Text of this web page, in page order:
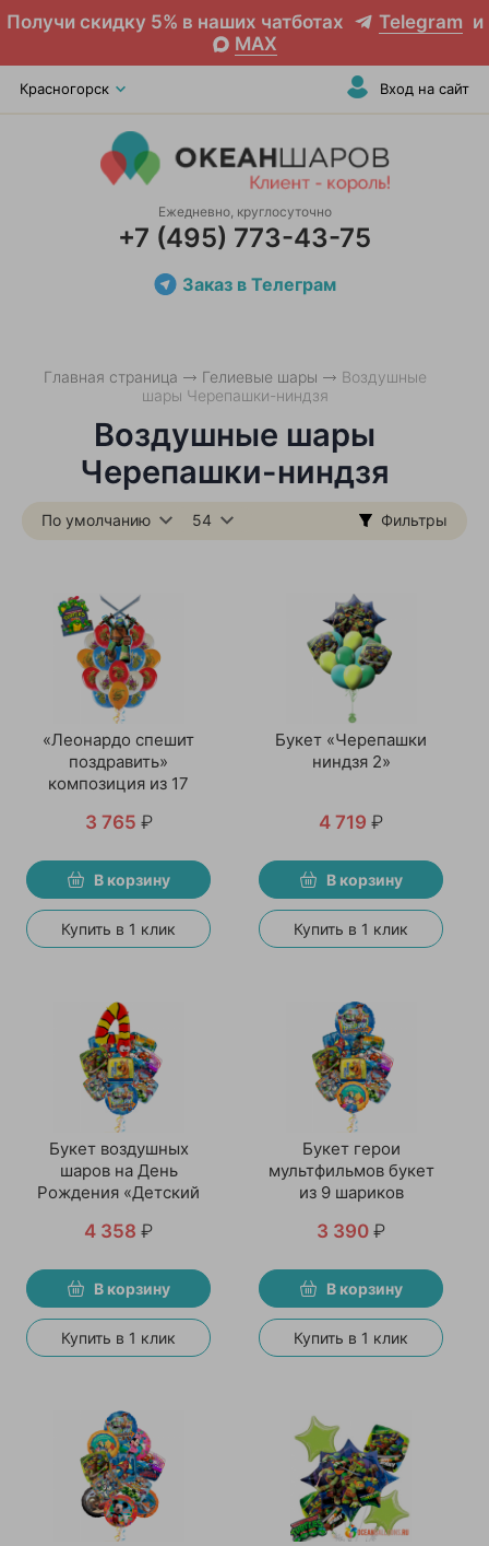
Получи скидку 5% в наших чатботах Telegram и
MAX
Красногорск Вход на сайт
Ежедневно, круглосуточно
+7 (495) 773-43-75
Заказ в Телеграм
Главная страница Гелиевые шары
Воздушные
шары Черепашки-ниндзя
Воздушные шары
Черепашки-ниндзя
Фильтры
По умолчанию 54
«Леонардо спешит
поздравить»
композиция из 17
3 765 ₽
В корзину
Купить в 1 клик
Букет «Черепашки
ниндзя 2»
4 719 ₽
В корзину
Купить в 1 клик
Букет воздушных
шаров на День
Рождения «Детский
4 358 ₽
В корзину
Купить в 1 клик
Букет герои
мультфильмов букет
из 9 шариков
3 390 ₽
В корзину
Купить в 1 клик